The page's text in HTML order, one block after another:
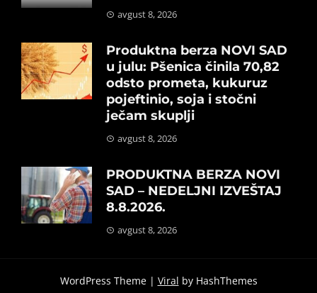
avgust 8, 2026
Produktna berza NOVI SAD
u julu: Pšenica činila 70,82
odsto prometa, kukuruz
pojeftinio, soja i stočni
ječam skuplji
avgust 8, 2026
PRODUKTNA BERZA NOVI
SAD – NEDELJNI IZVEŠTAJ
8.8.2026.
avgust 8, 2026
WordPress Theme | Viral by HashThemes